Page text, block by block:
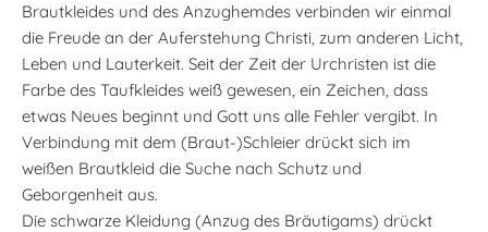
Brautkleides und des Anzughemdes verbinden wir einmal
die Freude an der Auferstehung Christi, zum anderen Licht,
Leben und Lauterkeit. Seit der Zeit der Urchristen ist die
Farbe des Taufkleides weiß gewesen, ein Zeichen, dass
etwas Neues beginnt und Gott uns alle Fehler vergibt. In
Verbindung mit dem (Braut-)Schleier drückt sich im
weißen Brautkleid die Suche nach Schutz und
Geborgenheit aus.
Die schwarze Kleidung (Anzug des Bräutigams) drückt